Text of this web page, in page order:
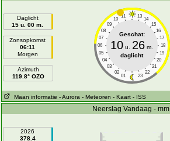
Daglicht
15 u. 00 m.
Zonsopkomst
06:11
Morgen
Azimuth
119.8° OZO
11 13
10
14
09
15
08
16
07
17
06
18
05
19
04
20
03
21
02
22
01 23
Geschat:
10 u. 26 m.
daglicht
Maan informatie - Aurora - Meteoren - Kaart - ISS
Neerslag Vandaag - mm
2026
378.4